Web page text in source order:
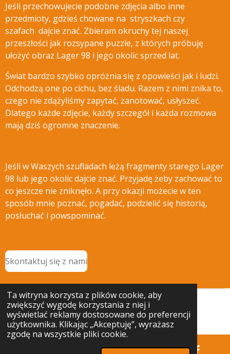
Ta witryna korzysta z plików cookie, aby
zwiększyć wygodę korzystania z niej i
wyświetlać reklamy dostosowane do preferencji
użytkownika. Klikając „Akceptuję”, wyrażasz
zgodę na wszystkie pliki cookie.
Jeśli przechowujecie podobne zdjęcia albo inne
przedmioty, gdzieś chowane na stryszkach czy
szafach dajcie znać. Zbieram okruchy tej naszej
przeszłości jak rozsypane puzzle, z których próbuję
ułożyć obraz Lager 98 i jego okolic sprzed lat.
Świat bardzo szybko opróżnia się z opowieści jak i ludzi.
Odchodzą one po cichu, bez śladu. Razem z nimi znika to,
czego nie zdążyliśmy zapytać, zanotować, usłyszeć.
Dlatego każde zdjęcie, każdy szczegół i każda rozmowa
mają dziś ogromne znaczenie.
Jeśli w Waszych szufladach leżą fragmenty starego Lager
98 lub jego okolic dajcie znać. Przyjadę żeby zachować to
co jeszcze nie zniknęło. A przy okazji możecie w ten
sposób mnie poznać, pogadać, podzielić się historią,
posłuchać i powspominać.
Skontaktuj się z nami
© 2025 - 2026 Ciekawostki Bożkowa
Obsługiwana przezWebador